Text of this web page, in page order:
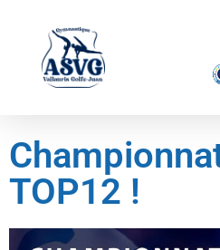
TOP12 !